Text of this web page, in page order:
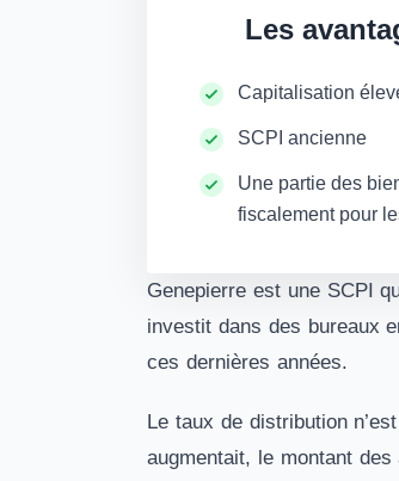
Les
Capitalisation
SCPI ancienne
Une partie des
fiscalement pour
Genepierre est une SCPI
investit dans des bureaux
ces dernières années.
Le taux de distribution
augmentait, le montant